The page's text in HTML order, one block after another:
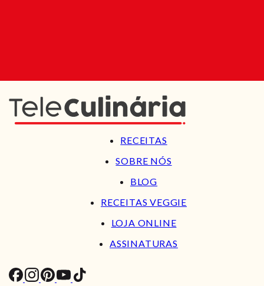
RECEITAS
SOBRE NÓS
BLOG
RECEITAS VEGGIE
LOJA ONLINE
ASSINATURAS